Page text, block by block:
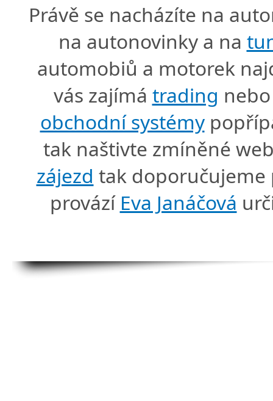
Právě se nacházíte na
na autonovinky a na
automobiů a motorek
vás zajímá trading
obchodní systémy
tak naštivte zmíněné
zájezd tak doporučujeme
provází Eva Janáčová